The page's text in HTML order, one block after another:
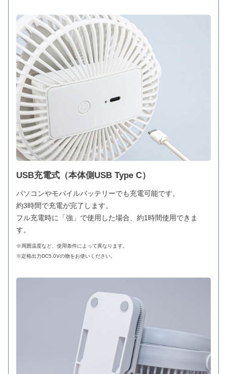
USB充電式（本体側USB Type C）
パソコンやモバイルバッテリーでも充電可能です。
約3時間で充電が完了します。
フル充電時に「強」で使用した場合、約1時間使用できま
す。
※周囲温度など、使用条件によって異なります。
※定格出力DC5.0Vの物をお使いください。